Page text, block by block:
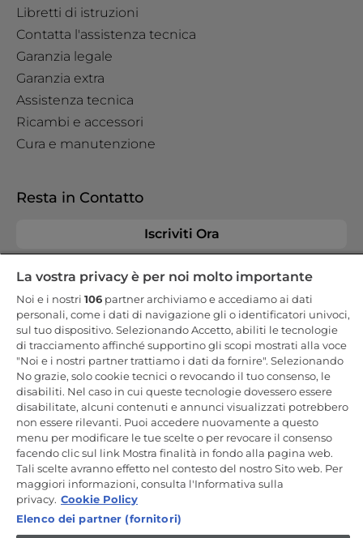
Libretti di istruzioni
Contatta l'assistenza tecnica
Garanzia legale
Garanzia extra
Assistenza tecnica
Ricambi e accessori
Cura e manutenzione
Resta in Contatto
Iscriviti Ora
CANDY HOOVER GROUP S.r.I. - a Socio Unico - SEDE LEGALE: Via
Comolli, 57 - 20861 Brugherio (MB) - Italia - SEDI AMMINISTRATIVE:
Via Privata Eden Fumagalli snc - 20861 Brugherio (MB) e Via Trento
n. 20/A-22 - 20871 Vimercate (MB) - Italia - Tel.: +39.039.2086.1 - Fax:
+39.039.2086.237 - Capitale sociale € 35.000.000,00 i.v. - Cod.
Fiscale e n. iscr. al Registro Imprese di Milano-Monza-Brianza-Lodi
04666310158 - P. IVA 00786860965 - Numero REA: MB-1033934 -
Autorizzazione IT AEOF 211870 - Società soggetta ad attività di
direzione e coordinamento di Candy S.p.A. - Casella PEC:
candyhoovergroupsrl@legalmail.it
IT / Italiano
La vostra privacy è per noi molto importante
Noi e i nostri 106 partner archiviamo e accediamo ai dati
personali, come i dati di navigazione gli o identificatori univoci,
sul tuo dispositivo. Selezionando Accetto, abiliti le tecnologie
di tracciamento affinché supportino gli scopi mostrati alla voce
"Noi e i nostri partner trattiamo i dati da fornire". Selezionando
No grazie, solo cookie tecnici o revocando il tuo consenso, le
disabiliti. Nel caso in cui queste tecnologie dovessero essere
disabilitate, alcuni contenuti e annunci visualizzati potrebbero
non essere rilevanti. Puoi accedere nuovamente a questo
menu per modificare le tue scelte o per revocare il consenso
facendo clic sul link Mostra finalità in fondo alla pagina web.
Tali scelte avranno effetto nel contesto del nostro Sito web. Per
maggiori informazioni, consulta l'Informativa sulla
privacy. Cookie Policy
Elenco dei partner (fornitori)